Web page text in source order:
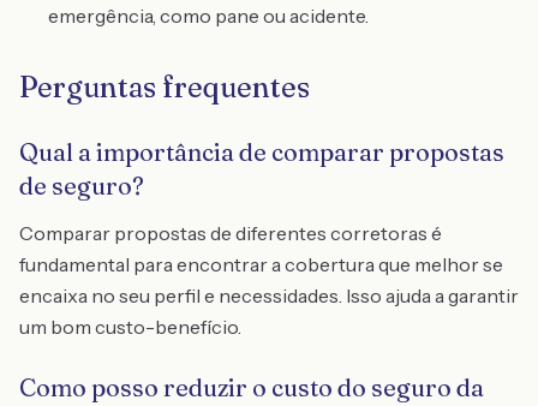
emergência, como pane ou acidente.
Perguntas frequentes
Qual a importância de comparar propostas
de seguro?
Comparar propostas de diferentes corretoras é
fundamental para encontrar a cobertura que melhor se
encaixa no seu perfil e necessidades. Isso ajuda a garantir
um bom custo-benefício.
Como posso reduzir o custo do seguro da